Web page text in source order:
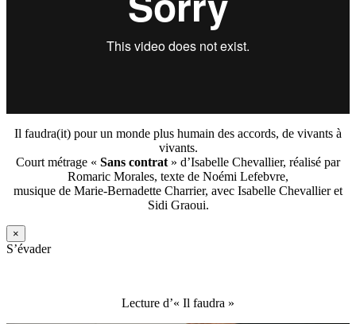
Il faudra(it) pour un monde plus humain des accords, de vivants à
vivants.
Court métrage « Sans contrat » d’Isabelle Chevallier, réalisé par
Romaric Morales, texte de Noémi Lefebvre,
musique de Marie-Bernadette Charrier, avec Isabelle Chevallier et
Sidi Graoui.
×
S’évader
Lecture d’« Il faudra »